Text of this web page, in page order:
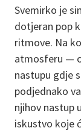
Svemirko je
dotjeran pop
ritmove. Na
atmosferu —
nastupu gdje
podjednako
njihov nastup
iskustvo koje